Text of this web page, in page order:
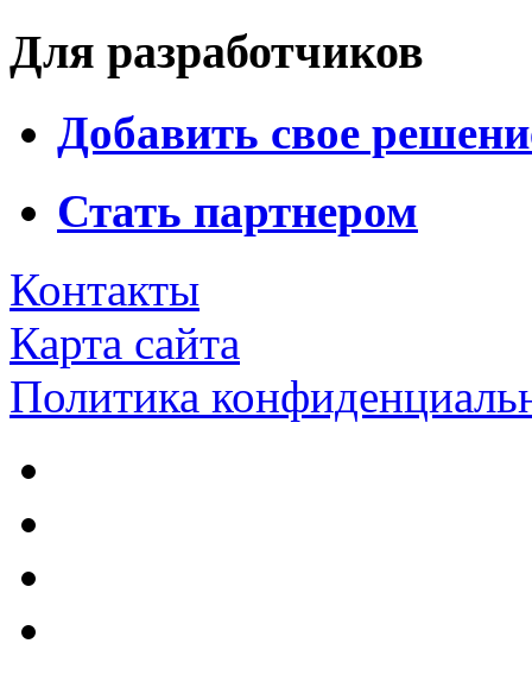
Для разработчиков
Добавить свое
Стать партнером
Контакты
Карта сайта
Политика